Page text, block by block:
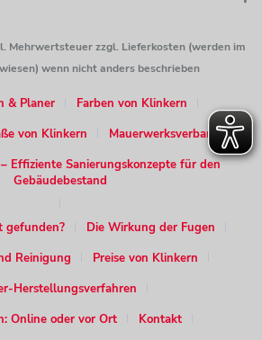
Mehrwertsteuer zzgl. Lieferkosten (werden im
wenn nicht anders beschrieben
& Planer
Farben von Klinkern
von Klinkern
Mauerwerksverband
Effiziente Sanierungskonzepte für den
Gebäudebestand
gefunden?
Die Wirkung der Fugen
Reinigung
Preise von Klinkern
Herstellungsverfahren
Online oder vor Ort
Kontakt